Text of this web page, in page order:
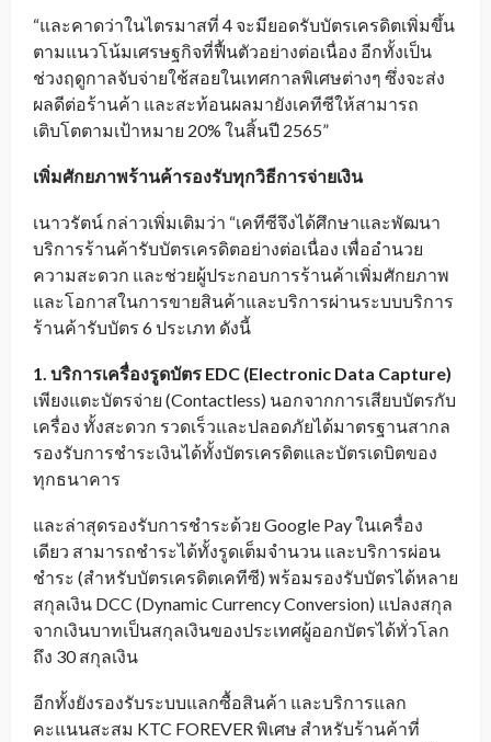
“และคาดว่าในไตรมาสที่ 4 จะมียอดรับบัตรเครดิตเพิ่มขึ้น
ตามแนวโน้มเศรษฐกิจที่ฟื้นตัวอย่างต่อเนื่อง อีกทั้งเป็น
ช่วงฤดูกาลจับจ่ายใช้สอยในเทศกาลพิเศษต่างๆ ซึ่งจะส่ง
ผลดีต่อร้านค้า และสะท้อนผลมายังเคทีซีให้สามารถ
เติบโตตามเป้าหมาย 20% ในสิ้นปี 2565”
เพิ่มศักยภาพร้านค้ารองรับทุกวิธีการจ่ายเงิน
เนาวรัตน์ กล่าวเพิ่มเติมว่า “เคทีซีจึงได้ศึกษาและพัฒนา
บริการร้านค้ารับบัตรเครดิตอย่างต่อเนื่อง เพื่ออำนวย
ความสะดวก และช่วยผู้ประกอบการร้านค้าเพิ่มศักยภาพ
และโอกาสในการขายสินค้าและบริการผ่านระบบบริการ
ร้านค้ารับบัตร 6 ประเภท ดังนี้
1. บริการเครื่องรูดบัตร EDC (Electronic Data Capture)
เพียงแตะบัตรจ่าย (Contactless) นอกจากการเสียบบัตรกับ
เครื่อง ทั้งสะดวก รวดเร็วและปลอดภัยได้มาตรฐานสากล
รองรับการชำระเงินได้ทั้งบัตรเครดิตและบัตรเดบิตของ
ทุกธนาคาร
และล่าสุดรองรับการชำระด้วย Google Pay ในเครื่อง
เดียว สามารถชำระได้ทั้งรูดเต็มจำนวน และบริการผ่อน
ชำระ (สำหรับบัตรเครดิตเคทีซี) พร้อมรองรับบัตรได้หลาย
สกุลเงิน DCC (Dynamic Currency Conversion) แปลงสกุล
จากเงินบาทเป็นสกุลเงินของประเทศผู้ออกบัตรได้ทั่วโลก
ถึง 30 สกุลเงิน
อีกทั้งยังรองรับระบบแลกซื้อสินค้า และบริการแลก
คะแนนสะสม KTC FOREVER พิเศษ สำหรับร้านค้าที่